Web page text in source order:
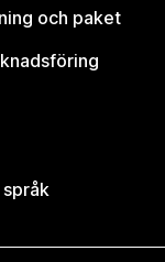
och paket
språk